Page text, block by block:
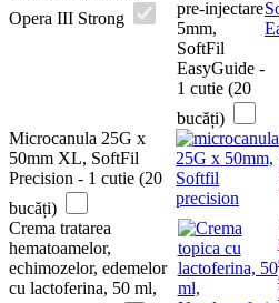
Opera III Strong
pre-injectare
5mm,
SoftFil
EasyGuide -
1 cutie (20
bucăți)
Microcanula 25G x
50mm XL, SoftFil
Precision - 1 cutie (20
bucăți)
Crema tratarea
hematoamelor,
echimozelor, edemelor
cu lactoferina, 50 ml,